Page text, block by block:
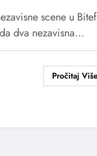
scene u Bitef
dva nezavisna…